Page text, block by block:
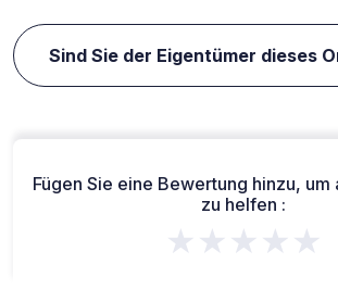
Sind Sie der Eigentümer dieses
Fügen Sie eine Bewertung hinzu, um
zu helfen :
★★★★★